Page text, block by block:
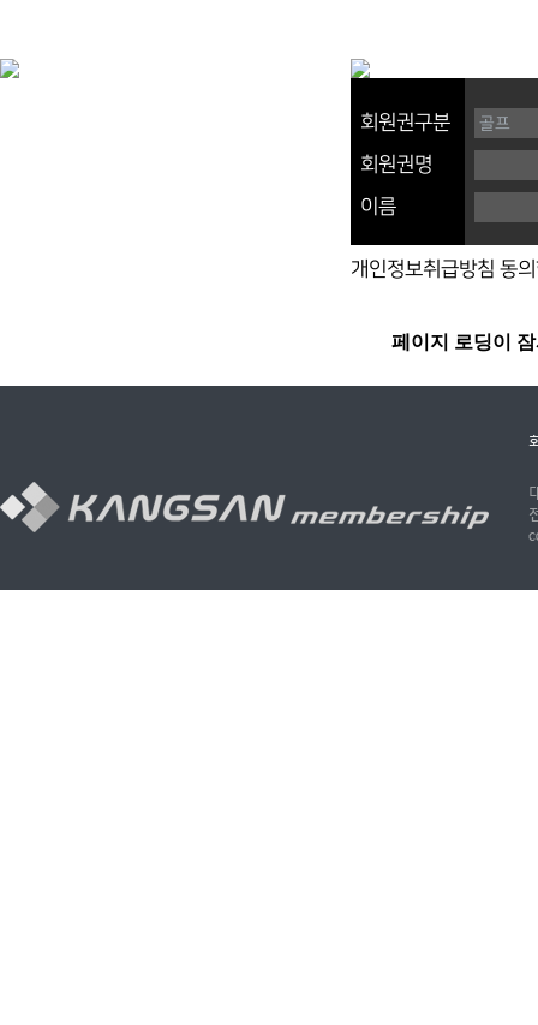
회원권구분
회원권명
이름
개인정보취급방침 동